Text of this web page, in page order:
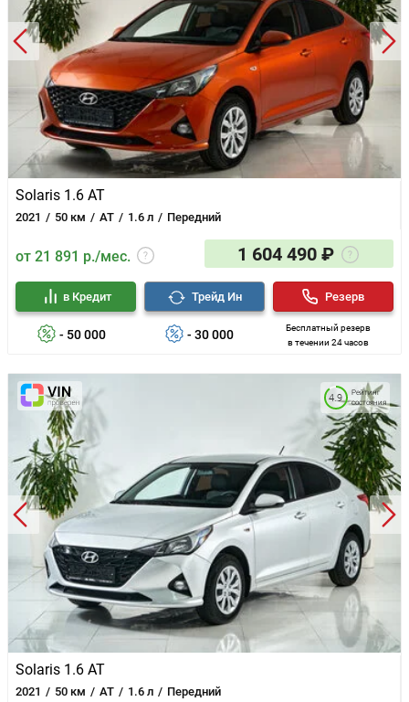
Дневные ходовые огни
Пояcничная поддержка водителя (с
электрорегулировкой)
Цвет металлик/перламутр - 6,000 ₽
Solaris 1.6 AT
2021 50 км AT 1.6 л Передний
от 21 891 р./мес. 1 604 490 ₽
- 50 000
в Кредит
- 30 000
Трейд Ин
Бесплатный резерв
в течении 24 часов
Резерв
Solaris 1.6 AT
2021 50 км AT 1.6 л Передний
Рейтинг
состояния
4.9